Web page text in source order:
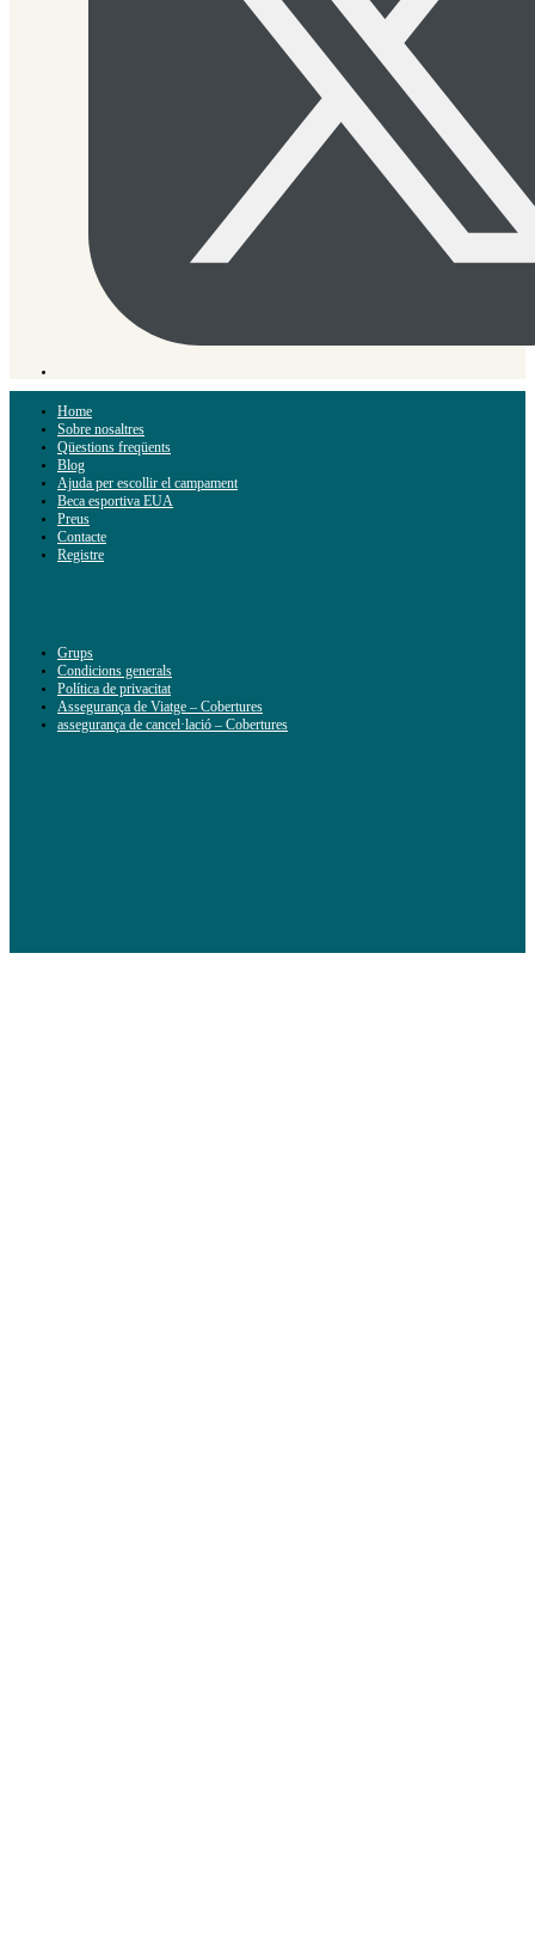
Home
Sobre nosaltres
Qüestions freqüents
Blog
Ajuda per escollir el campament
Beca esportiva EUA
Preus
Contacte
Registre
Grups
Condicions generals
Política de privacitat
Assegurança de Viatge – Cobertures
assegurança de cancel·lació – Cobertures